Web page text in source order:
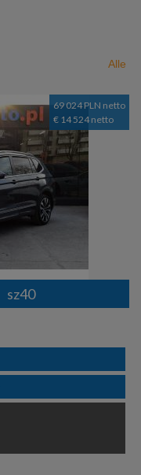
Alle
69 024 PLN netto
€ 14 524 netto
sz40